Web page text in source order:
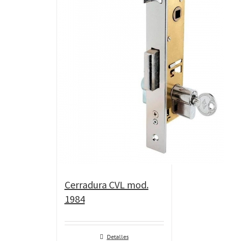
Cerradura CVL mod.
1984
Detalles